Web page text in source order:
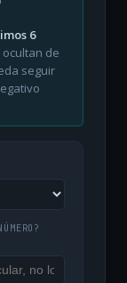
6
de
seguir